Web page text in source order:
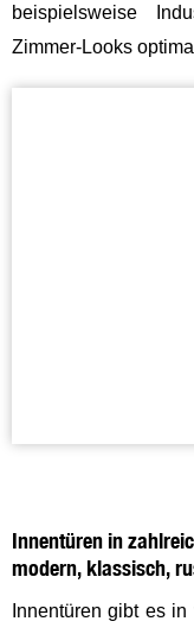
beispielsweise
Zimmer-Looks
Innentüren in
modern, klassisch,
Innentüren gibt es